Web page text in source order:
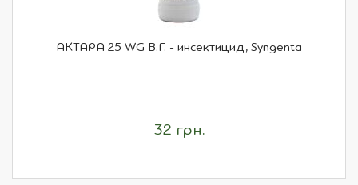
АКТАРА 25 WG В.Г. - инсектицид, Syngenta
32 грн.